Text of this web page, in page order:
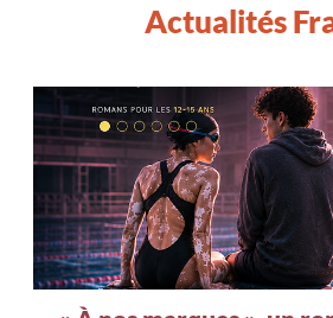
Actualités